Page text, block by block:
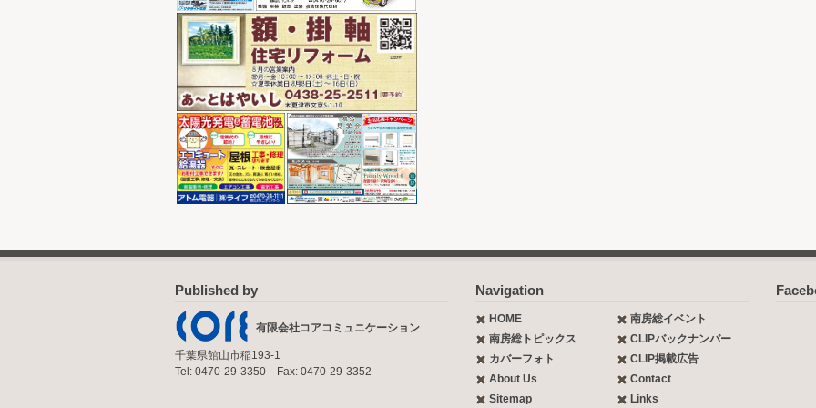
Published by
有限会社コアコミュニケーション
千葉県館山市稲193-1
Tel: 0470-29-3350 Fax: 0470-29-3352
Navigation
HOME
南房総イベント
南房総トピックス
CLIPバックナンバー
カバーフォト
CLIP掲載広告
About Us
Contact
Sitemap
Links